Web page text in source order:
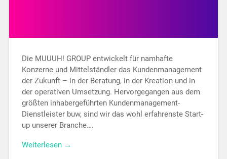
Die MUUUH! GROUP entwickelt für namhafte
Konzerne und Mittelständler das Kundenmanagement
der Zukunft – in der Beratung, in der Kreation und in
der operativen Umsetzung. Hervorgegangen aus dem
größten inhabergeführten Kundenmanagement-
Dienstleister buw, sind wir das wohl erfahrenste Start-
up unserer Branche….
Weiterlesen →